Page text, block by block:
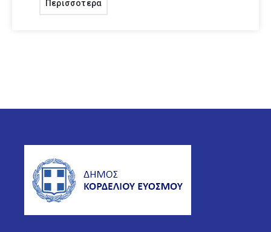
επικοινωνίας
ymcha.eu/index.php/el/
Περισσότερα